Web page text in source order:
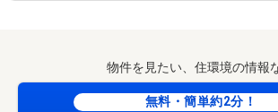
短時間のご案内も可能でございます。
☆ご希望の日時をお知らせください。お
時でご対応させて頂きます。
物件を見たい、住環境の情報
無料・簡単約2分！